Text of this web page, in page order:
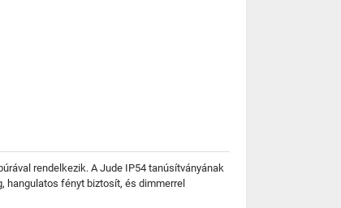
rendelkezik. A Jude IP54 tanúsítványának
hangulatos fényt biztosít, és dimmerrel